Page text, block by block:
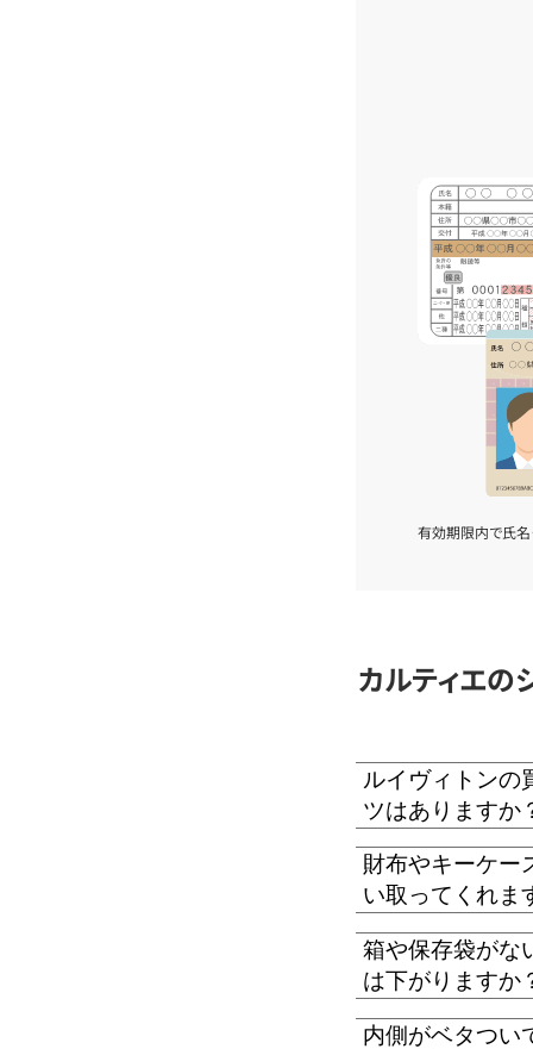
有効期限内で氏名
カルティエの
ルイヴィトンの
ツはありますか
財布やキーケー
い取ってくれま
箱や保存袋がな
は下がりますか
内側がベタつい